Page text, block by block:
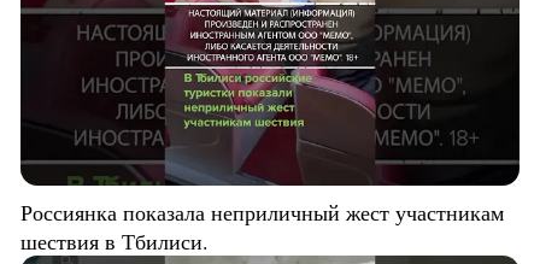
Россиянка показала неприличный жест участникам
шествия в Тбилиси.